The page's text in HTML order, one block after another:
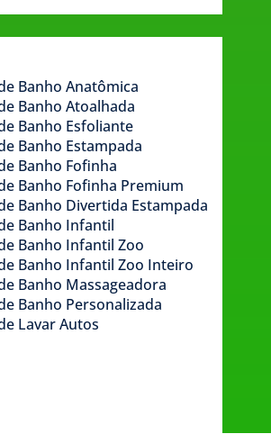
Banho Anatômica
Banho Atoalhada
Banho Esfoliante
Banho Estampada​
Banho Fofinha
Banho Fofinha Premium
Banho Divertida Estampada
Banho Infantil
Banho Infantil Zoo
Banho Infantil Zoo Inteiro
Banho Massageadora
Banho Personalizada
Lavar Autos